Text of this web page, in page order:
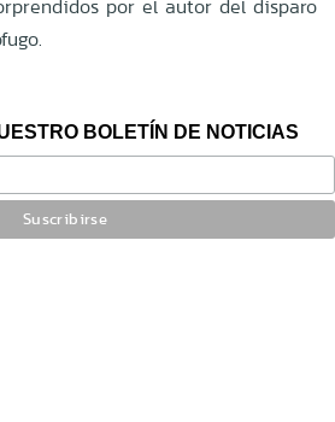
por el autor del disparo
BOLETÍN DE NOTICIAS